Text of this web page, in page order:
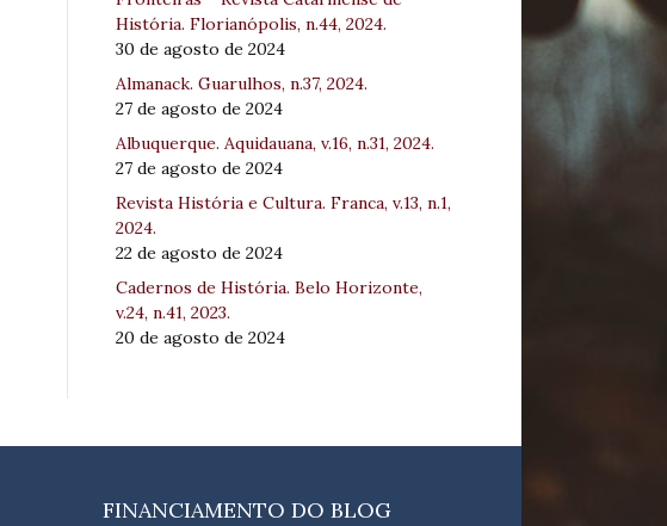
História. Florianópolis, n.44, 2024.
30 de agosto de 2024
Almanack. Guarulhos, n.37, 2024.
27 de agosto de 2024
Albuquerque. Aquidauana, v.16, n.31, 2024.
27 de agosto de 2024
Revista História e Cultura. Franca, v.13, n.1,
2024.
22 de agosto de 2024
Cadernos de História. Belo Horizonte,
v.24, n.41, 2023.
20 de agosto de 2024
FINANCIAMENTO DO BLOG